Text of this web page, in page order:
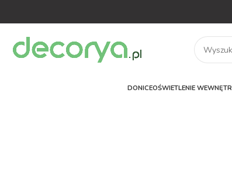
DONICEOŚWIETLENIE